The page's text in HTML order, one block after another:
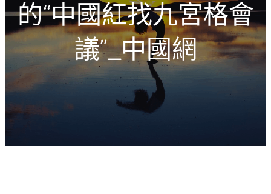
的“中國紅找九宮格會
議”_中國網